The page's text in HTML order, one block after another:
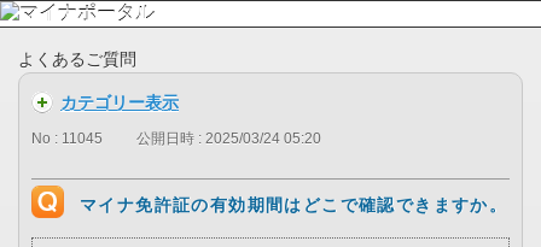
よくあるご質問
カテゴリー表示
No : 11045 公開日時 : 2025/03/24 05:20
マイナ免許証の有効期間はどこで確認できますか。